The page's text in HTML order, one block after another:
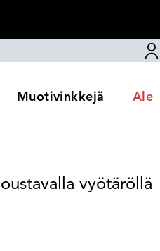
Muotivinkkejä Ale
vyötäröllä